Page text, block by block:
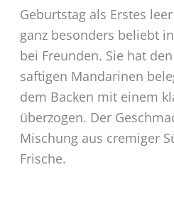
Geburtstag als Erstes
ganz besonders beliebt
bei Freunden. Sie hat
saftigen Mandarinen
dem Backen mit einem
überzogen. Der
Mischung aus cremiger
Frische.